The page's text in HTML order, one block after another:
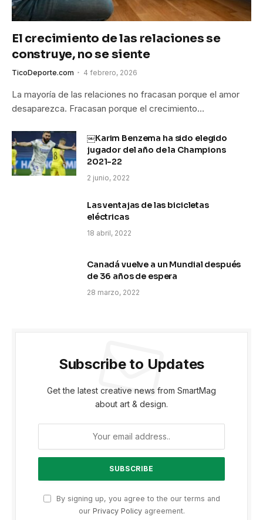
El crecimiento de las relaciones se
construye, no se siente
TicoDeporte.com 4 febrero, 2026
La mayoría de las relaciones no fracasan porque el amor
desaparezca. Fracasan porque el crecimiento…
￼Karim Benzema ha sido elegido
jugador del año de la Champions
2021-22
2 junio, 2022
Las ventajas de las bicicletas
eléctricas
18 abril, 2022
Canadá vuelve a un Mundial después
de 36 años de espera
28 marzo, 2022
Subscribe to Updates
Get the latest creative news from SmartMag
about art & design.
By signing up, you agree to the our terms and
our Privacy Policyagreement.